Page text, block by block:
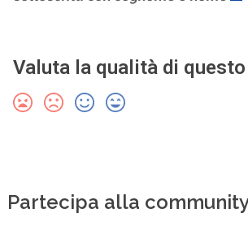
Valuta la qualità di
Partecipa alla